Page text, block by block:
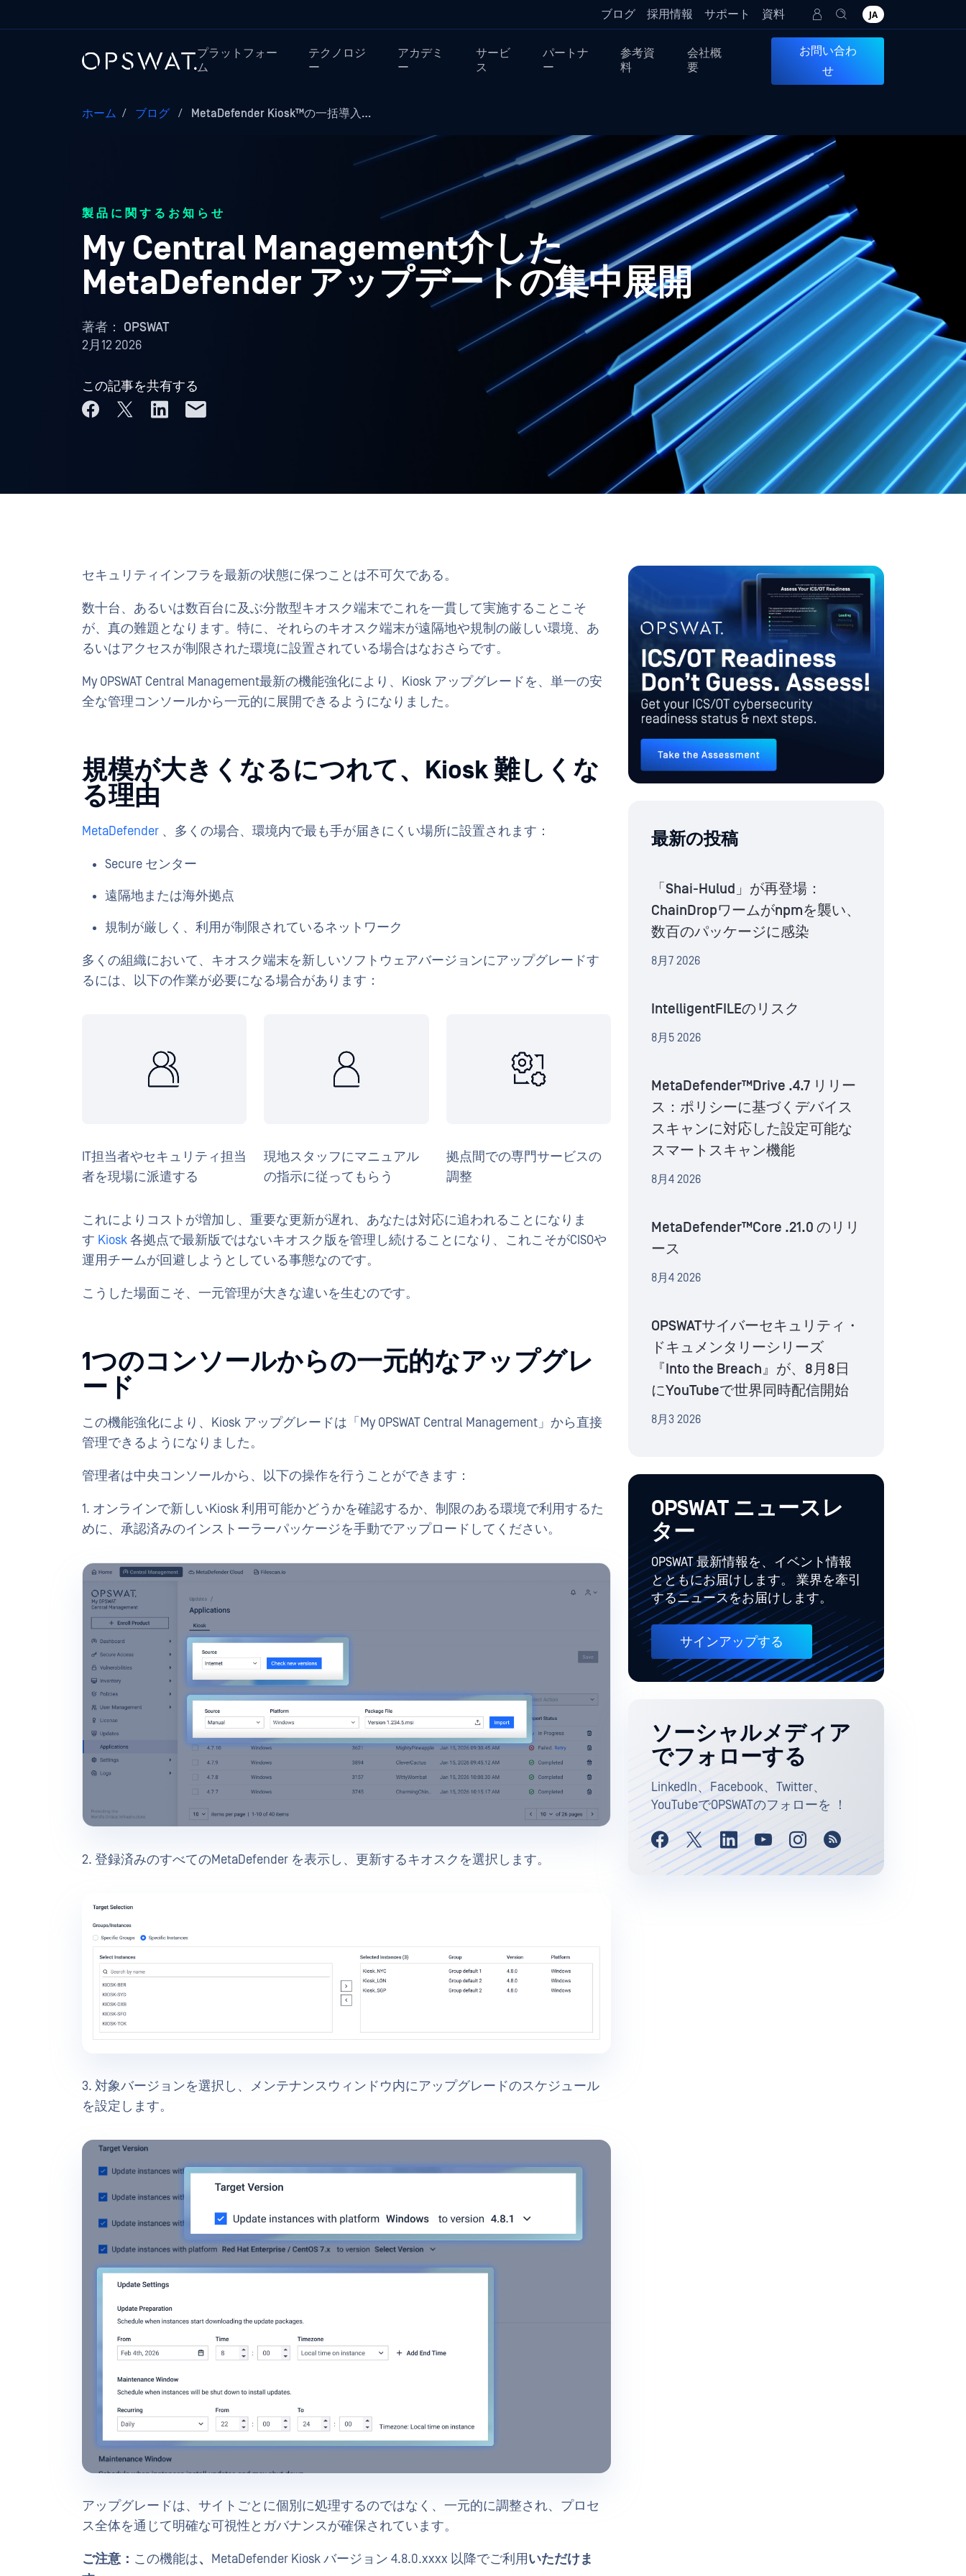
ブログ 採用情報 サポート 資料 JA
プラットフォー
ム
テクノロジ
ー
アカデミ
ー
サービ
ス
パートナ
ー
参考資
料
会社概
要
お問い合わ
せ
ホーム / ブログ / MetaDefender Kiosk™の一括導入…
製品に関するお知らせ
My Central Management介した
MetaDefender アップデートの集中展開
著者： OPSWAT
2月12 2026
この記事を共有する
セキュリティインフラを最新の状態に保つことは不可欠である。
数十台、あるいは数百台に及ぶ分散型キオスク端末でこれを一貫して実施することこそ
が、真の難題となります。特に、それらのキオスク端末が遠隔地や規制の厳しい環境、あ
るいはアクセスが制限された環境に設置されている場合はなおさらです。
My OPSWAT Central Management最新の機能強化により、Kiosk アップグレードを、単一の安
全な管理コンソールから一元的に展開できるようになりました。
規模が大きくなるにつれて、Kiosk 難しくな
る理由
MetaDefender 、多くの場合、環境内で最も手が届きにくい場所に設置されます：
Secure センター
遠隔地または海外拠点
規制が厳しく、利用が制限されているネットワーク
多くの組織において、キオスク端末を新しいソフトウェアバージョンにアップグレードす
るには、以下の作業が必要になる場合があります：
IT担当者やセキュリティ担当
者を現場に派遣する
現地スタッフにマニュアル
の指示に従ってもらう
拠点間での専門サービスの
調整
これによりコストが増加し、重要な更新が遅れ、あなたは対応に追われることになりま
す Kiosk各拠点で最新版ではないキオスク版を管理し続けることになり、これこそがCISOや
運用チームが回避しようとしている事態なのです。
こうした場面こそ、一元管理が大きな違いを生むのです。
1つのコンソールからの一元的なアップグレ
ード
この機能強化により、Kiosk アップグレードは「My OPSWAT Central Management」から直接
管理できるようになりました。
管理者は中央コンソールから、以下の操作を行うことができます：
1. オンラインで新しいKiosk 利用可能かどうかを確認するか、制限のある環境で利用するた
めに、承認済みのインストーラーパッケージを手動でアップロードしてください。
2. 登録済みのすべてのMetaDefender を表示し、更新するキオスクを選択します。
3. 対象バージョンを選択し、メンテナンスウィンドウ内にアップグレードのスケジュール
を設定します。
アップグレードは、サイトごとに個別に処理するのではなく、一元的に調整され、プロセ
ス全体を通じて明確な可視性とガバナンスが確保されています。
ご注意： この機能は、 MetaDefender Kiosk バージョン 4.8.0.xxxx 以降でご利用いただけま
最新の投稿
「Shai-Hulud」が再登場：
ChainDropワームがnpmを襲い、
数百のパッケージに感染
8月7 2026
IntelligentFILEのリスク
8月5 2026
MetaDefender™Drive .4.7 リリー
ス：ポリシーに基づくデバイス
スキャンに対応した設定可能な
スマートスキャン機能
8月4 2026
MetaDefender™Core .21.0 のリリ
ース
8月4 2026
OPSWATサイバーセキュリティ・
ドキュメンタリーシリーズ
『Into the Breach』が、8月8日
にYouTubeで世界同時配信開始
8月3 2026
OPSWAT ニュースレ
ター
OPSWAT 最新情報を、イベント情報
とともにお届けします。 業界を牽引
するニュースをお届けします。
サインアップする
ソーシャルメディア
でフォローする
LinkedIn、Facebook、Twitter、
YouTubeでOPSWATのフォローを ！